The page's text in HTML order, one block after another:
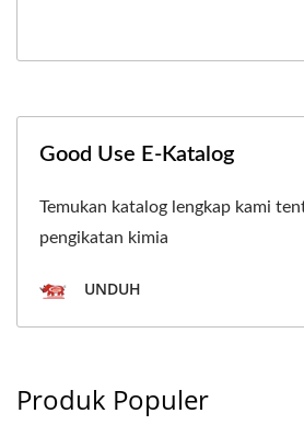
Good Use E-Katalog
Temukan katalog lengkap kami
pengikatan kimia
UNDUH
Produk Populer